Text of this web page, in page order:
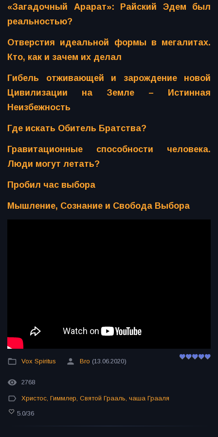
«Загадочный Арарат»: Райский Эдем был
реальностью?
Отверстия идеальной формы в мегалитах.
Кто, как и зачем их делал
Гибель отживающей и зарождение новой
Цивилизации на Земле – Истинная
Неизбежность
Где искать Обитель Братства?
Гравитационные способности человека.
Люди могут летать?
Пробил час выбора
Мышление, Сознание и Свобода Выбора
Vox Spiritus Bro (13.06.2020)
2768
Христос, Гиммлер, Святой Грааль, чаша Грааля
5.0/36